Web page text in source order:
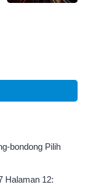
bondong Pilih
Halaman 12: